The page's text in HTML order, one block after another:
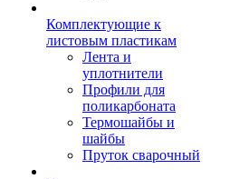
Комплектующие к
листовым пластикам
Лента и
уплотнители
Профили для
поликарбоната
Термошайбы и
шайбы
Пруток сварочный